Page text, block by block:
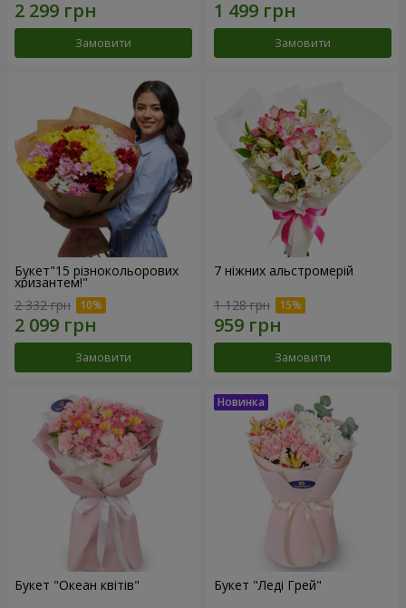
Замовити Замовити
Букет"15 різнокольорових
хризантем!"
2 332 грн
Замовити
7 ніжних альстромерій
1 128 грн
Замовити
Букет "Океан квітів" Букет "Леді Грей"